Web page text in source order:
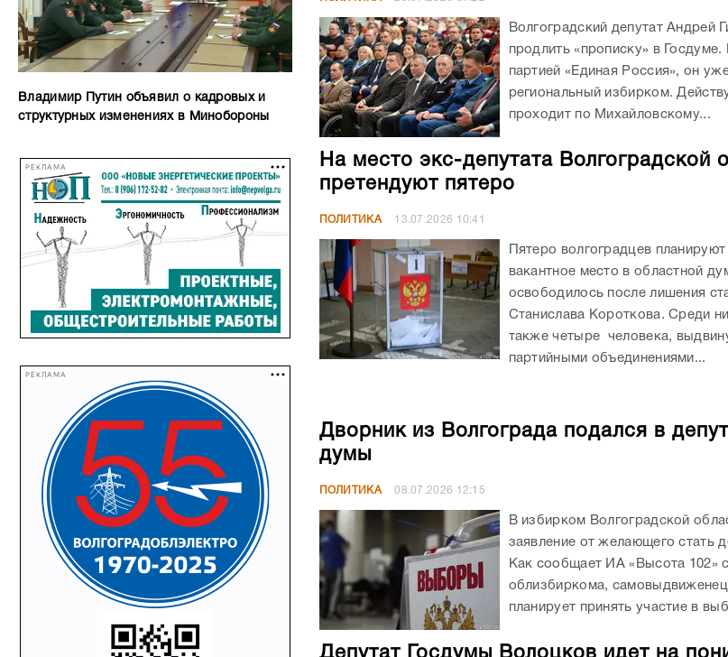
Владимир Путин объявил о кадровых и
структурных изменениях в Минобороны
РЕКЛАМА
РЕКЛАМА
Волгоградский депутат Андрей
продлить «прописку» в
партией «Единая Россия», он
региональный избирком.
проходит по Михайловскому...
На место экс-депутата Волгоградской
претендуют пятеро
ПОЛИТИКА 13.07.2026 10:41
Пятеро волгоградцев
вакантное место в областной
освободилось после лишения
Станислава Короткова. Среди
также четыре человека,
партийными объединениями...
Дворник из Волгограда подался в
думы
ПОЛИТИКА 08.07.2026 12:15
В избирком Волгоградской
заявление от желающего стать
Как сообщает ИА «Высота 102»
облизбиркома,
планирует принять участие в
Депутат Госдумы Волоцков идет на